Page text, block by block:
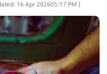
16 Apr 202605:17 PM )